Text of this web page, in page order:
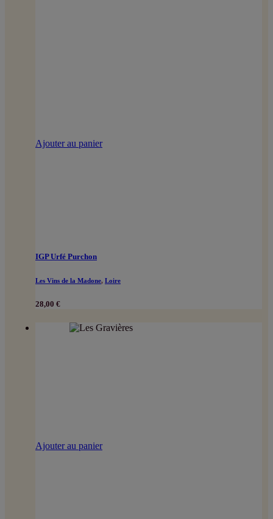
Ajouter au panier
IGP Urfé Purchon
Les Vins de la Madone, Loire
28,00 €
Ajouter au panier